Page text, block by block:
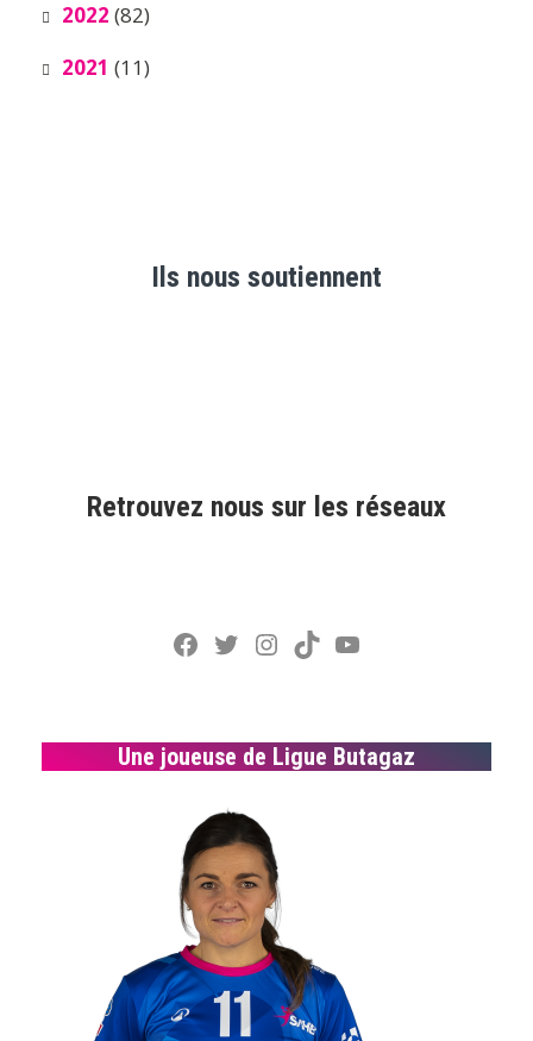
2022 (82)
2021 (11)
Ils nous soutiennent
Retrouvez nous sur les réseaux
Facebook
Twitter
Instagram
TikTokYouTube
Une joueuse de Ligue Butagaz